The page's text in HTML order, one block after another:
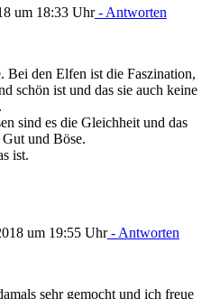
um 18:33 Uhr- Antworten
Bei den Elfen ist die Faszination,
schön ist und das sie auch keine
sind es die Gleichheit und das
und Böse.
ist.
um 19:55 Uhr- Antworten
sehr gemocht und ich freue